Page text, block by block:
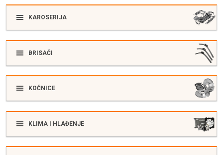
KAROSERIJA
BRISAČI
KOČNICE
KLIMA I HLAĐENJE